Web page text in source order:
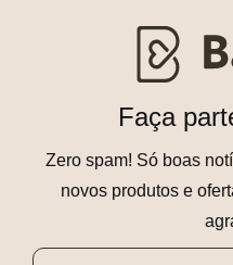
Faça
Zero spam! Só boas
novos produtos e